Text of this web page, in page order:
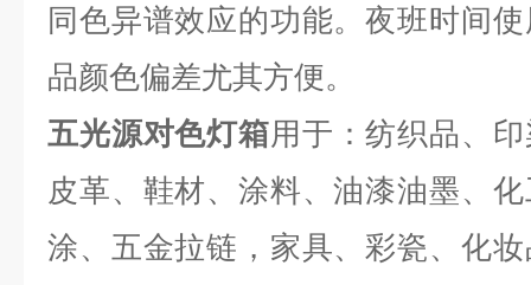
同色异谱效应的功能。夜班时间
品颜色偏差尤其方便。
五光源对色灯箱用于：纺织品、
皮革、鞋材、涂料、油漆油墨、
涂、五金拉链，家具、彩瓷、化